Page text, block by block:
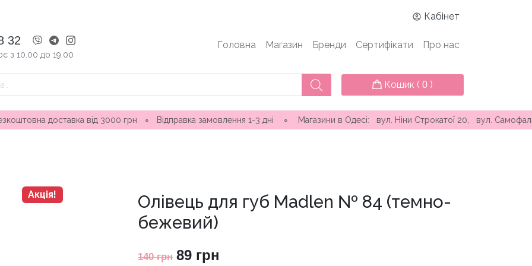
Кабінет
32
з 10.00 до 19.00
Головна Магазин Бренди Сертифікати Про нас
Кошик ( 0 )
від 3000 грн∘Відправка замовлення 1-3 дні ∘ Магазини в Одесі: вул. Ніни Строкатої 20, вул. Самофалова (
Акція!
Олівець для губ Madlen № 84 (темно-
бежевий)
140грн Оригінальна
89 грн